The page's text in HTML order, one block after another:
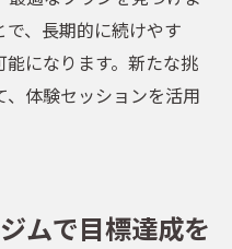
、長期的に続けやす
になります。新たな挑
体験セッションを活用
ムで目標達成を